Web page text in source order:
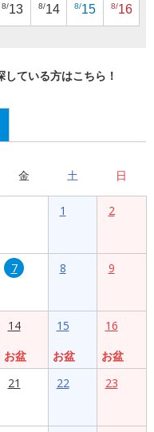
8/13 8/14 8/15 8/16
ている方はこちら！
金 土 日
1 2
7 8 9
14
お盆
15
お盆
16
お盆
21 22 23